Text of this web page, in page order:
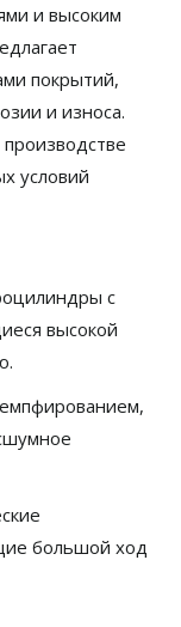
и высоким
покрытий,
и износа.
условий
с
высокой
большой ход